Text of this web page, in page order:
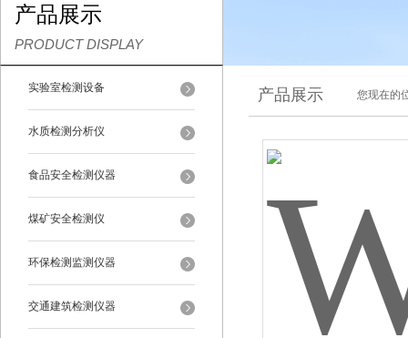
产品展示
PRODUCT DISPLAY
实验室检测设备
水质检测分析仪
食品安全检测仪器
煤矿安全检测仪
环保检测监测仪器
交通建筑检测仪器
产品展示 您现在的